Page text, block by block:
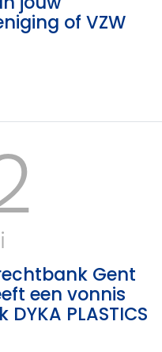
of VZW
Gent
een vonnis
PLASTICS